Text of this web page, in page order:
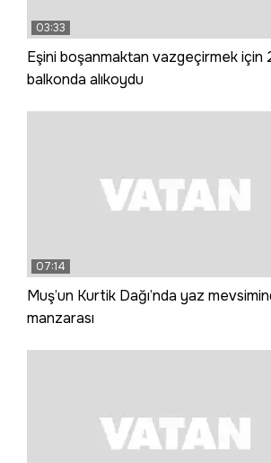
03:33
Eşini boşanmaktan vazgeçirmek için
balkonda alıkoydu
07:14
Muş’un Kurtik Dağı’nda yaz
manzarası